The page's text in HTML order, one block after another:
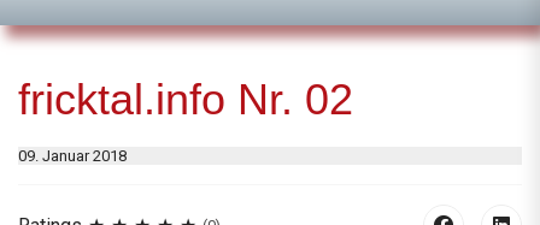
fricktal.info Nr. 02
09. Januar 2018